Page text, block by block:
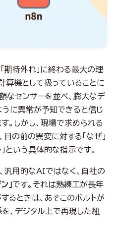
期待外れ」に終わる最大の理
算機として扱っていることに
なセンサーを並べ、膨大なデ
うに異常が予知できると信じ
。しかし、現場で求められる
の前の異変に対する「なぜ」
という具体的な指示です。
汎用的なAIではなく、自社の
」です。それは熟練工が長年
るときは、あそこのボルトが
、デジタル上で再現した組